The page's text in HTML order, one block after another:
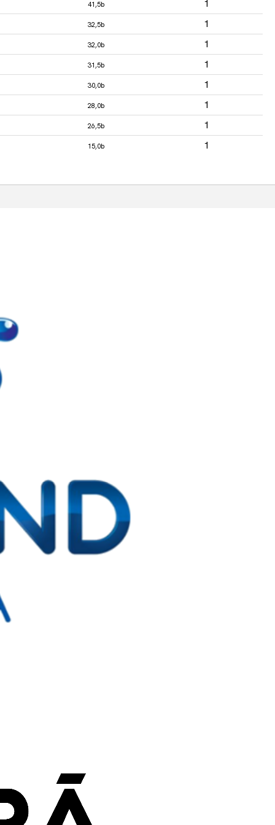
41,5b 1
32,5b 1
32,0b 1
31,5b 1
30,0b 1
28,0b 1
26,5b 1
15,0b 1